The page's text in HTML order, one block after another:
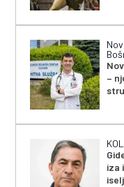
–
iza